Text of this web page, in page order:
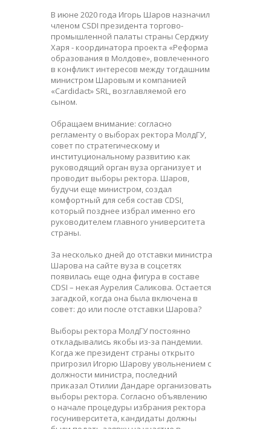
В июне 2020 года Игорь Шаров назначил
членом CSDI президента торгово-
промышленной палаты страны Серджиу
Харя - координатора проекта «Реформа
образования в Молдове», вовлеченного
в конфликт интересов между тогдашним
министром Шаровым и компанией
«Cardidact» SRL, возглавляемой его
сыном.
Обращаем внимание: согласно
регламенту о выборах ректора МолдГУ,
совет по стратегическому и
институциональному развитию как
руководящий орган вуза организует и
проводит выборы ректора. Шаров,
будучи еще министром, создал
комфортный для себя состав CDSI,
который позднее избрал именно его
руководителем главного университета
страны.
За несколько дней до отставки министра
Шарова на сайте вуза в соцсетях
появилась еще одна фигура в составе
CDSI – некая Аурелия Саликова. Остается
загадкой, когда она была включена в
совет: до или после отставки Шарова?
Выборы ректора МолдГУ постоянно
откладывались якобы из-за пандемии.
Когда же президент страны открыто
пригрозил Игорю Шарову увольнением с
должности министра, последний
приказал Отилии Дандаре организовать
выборы ректора. Согласно объявлению
о начале процедуры избрания ректора
госуниверситета, кандидаты должны